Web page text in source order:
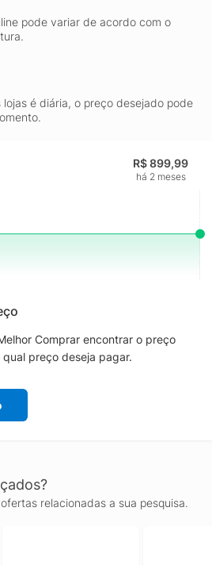
pode variar de acordo com o
é diária, o preço desejado pode
R$ 899,99
há 2 meses
Comprar encontrar o preço
preço deseja pagar.
relacionadas a sua pesquisa.